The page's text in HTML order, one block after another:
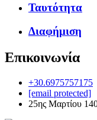
Ταυτότητα
Διαφήμιση
Επικοινωνία
+30.6975757175
[email protected]
25ης Μαρτίου